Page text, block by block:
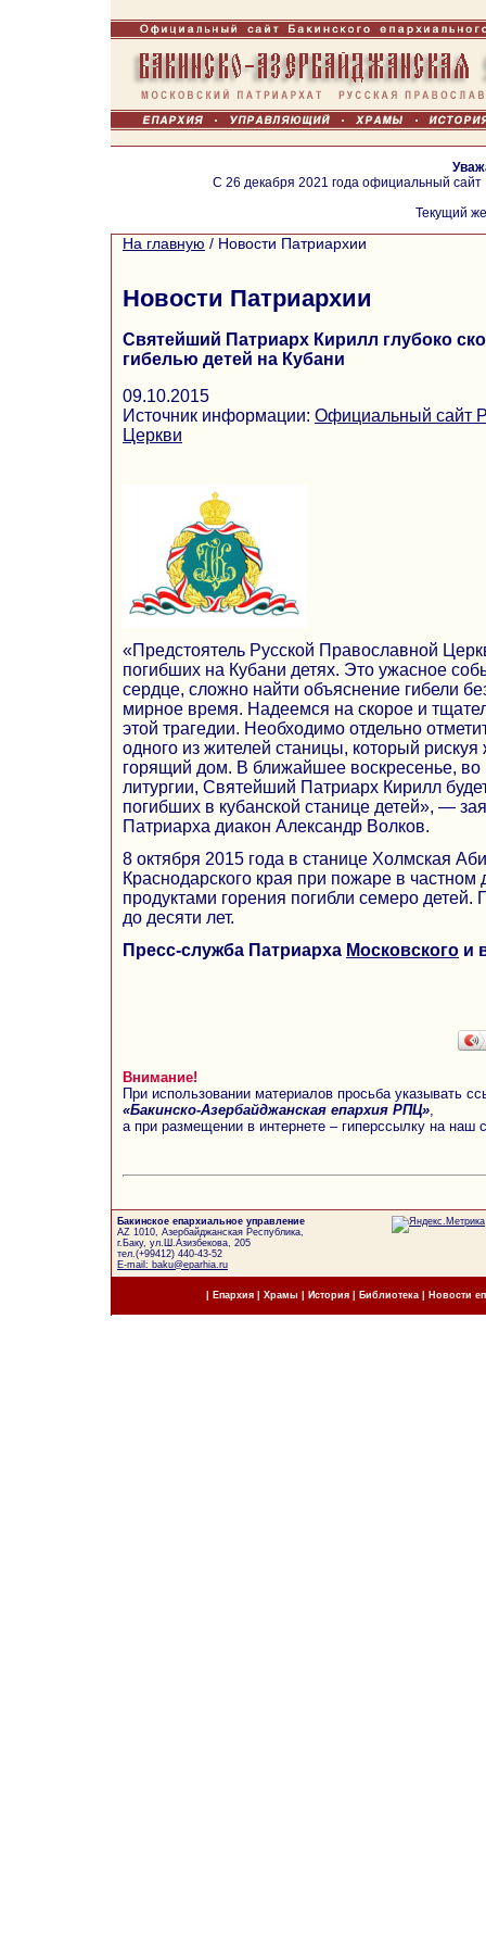
С 26 декабря 2021 года официальный
Текущий
На главную / Новости Патриархии
Новости Патриархии
Святейший Патриарх Кирилл глубоко
гибелью детей на Кубани
09.10.2015
Источник информации: Официальный сайт
Церкви
«Предстоятель Русской Православной
погибших на Кубани детях. Это ужасное
сердце, сложно найти объяснение гибели
мирное время. Надеемся на скорое и
этой трагедии. Необходимо отдельно
одного из жителей станицы, который
горящий дом. В ближайшее воскресенье,
литургии, Святейший Патриарх Кирилл
погибших в кубанской станице детей», —
Патриарха диакон Александр Волков.
8 октября 2015 года в станице Холмская
Краснодарского края при пожаре в частном
продуктами горения погибли семеро
до десяти лет.
Пресс-служба Патриарха Московского и
Внимание!
При использовании материалов просьба указывать
«Бакинско-Азербайджанская епархия РПЦ»
а при размещении в интернете – гиперссылку на наш
Бакинское епархиальное управление
AZ 1010, Азербайджанская Республика,
г.Баку, ул.Ш.Азизбекова, 205
тел.(+99412) 440-43-52
E-mail: baku@eparhia.ru
Епархия| Храмы История| Библиотека Новости